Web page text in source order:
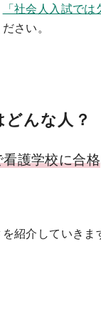
「社会人入試で
さい。
んな人？
護学校に合格
紹介していきま